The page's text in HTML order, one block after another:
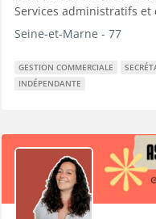
Services administratifs
Seine-et-Marne - 77
GESTION COMMERCIALE
INDÉPENDANTE